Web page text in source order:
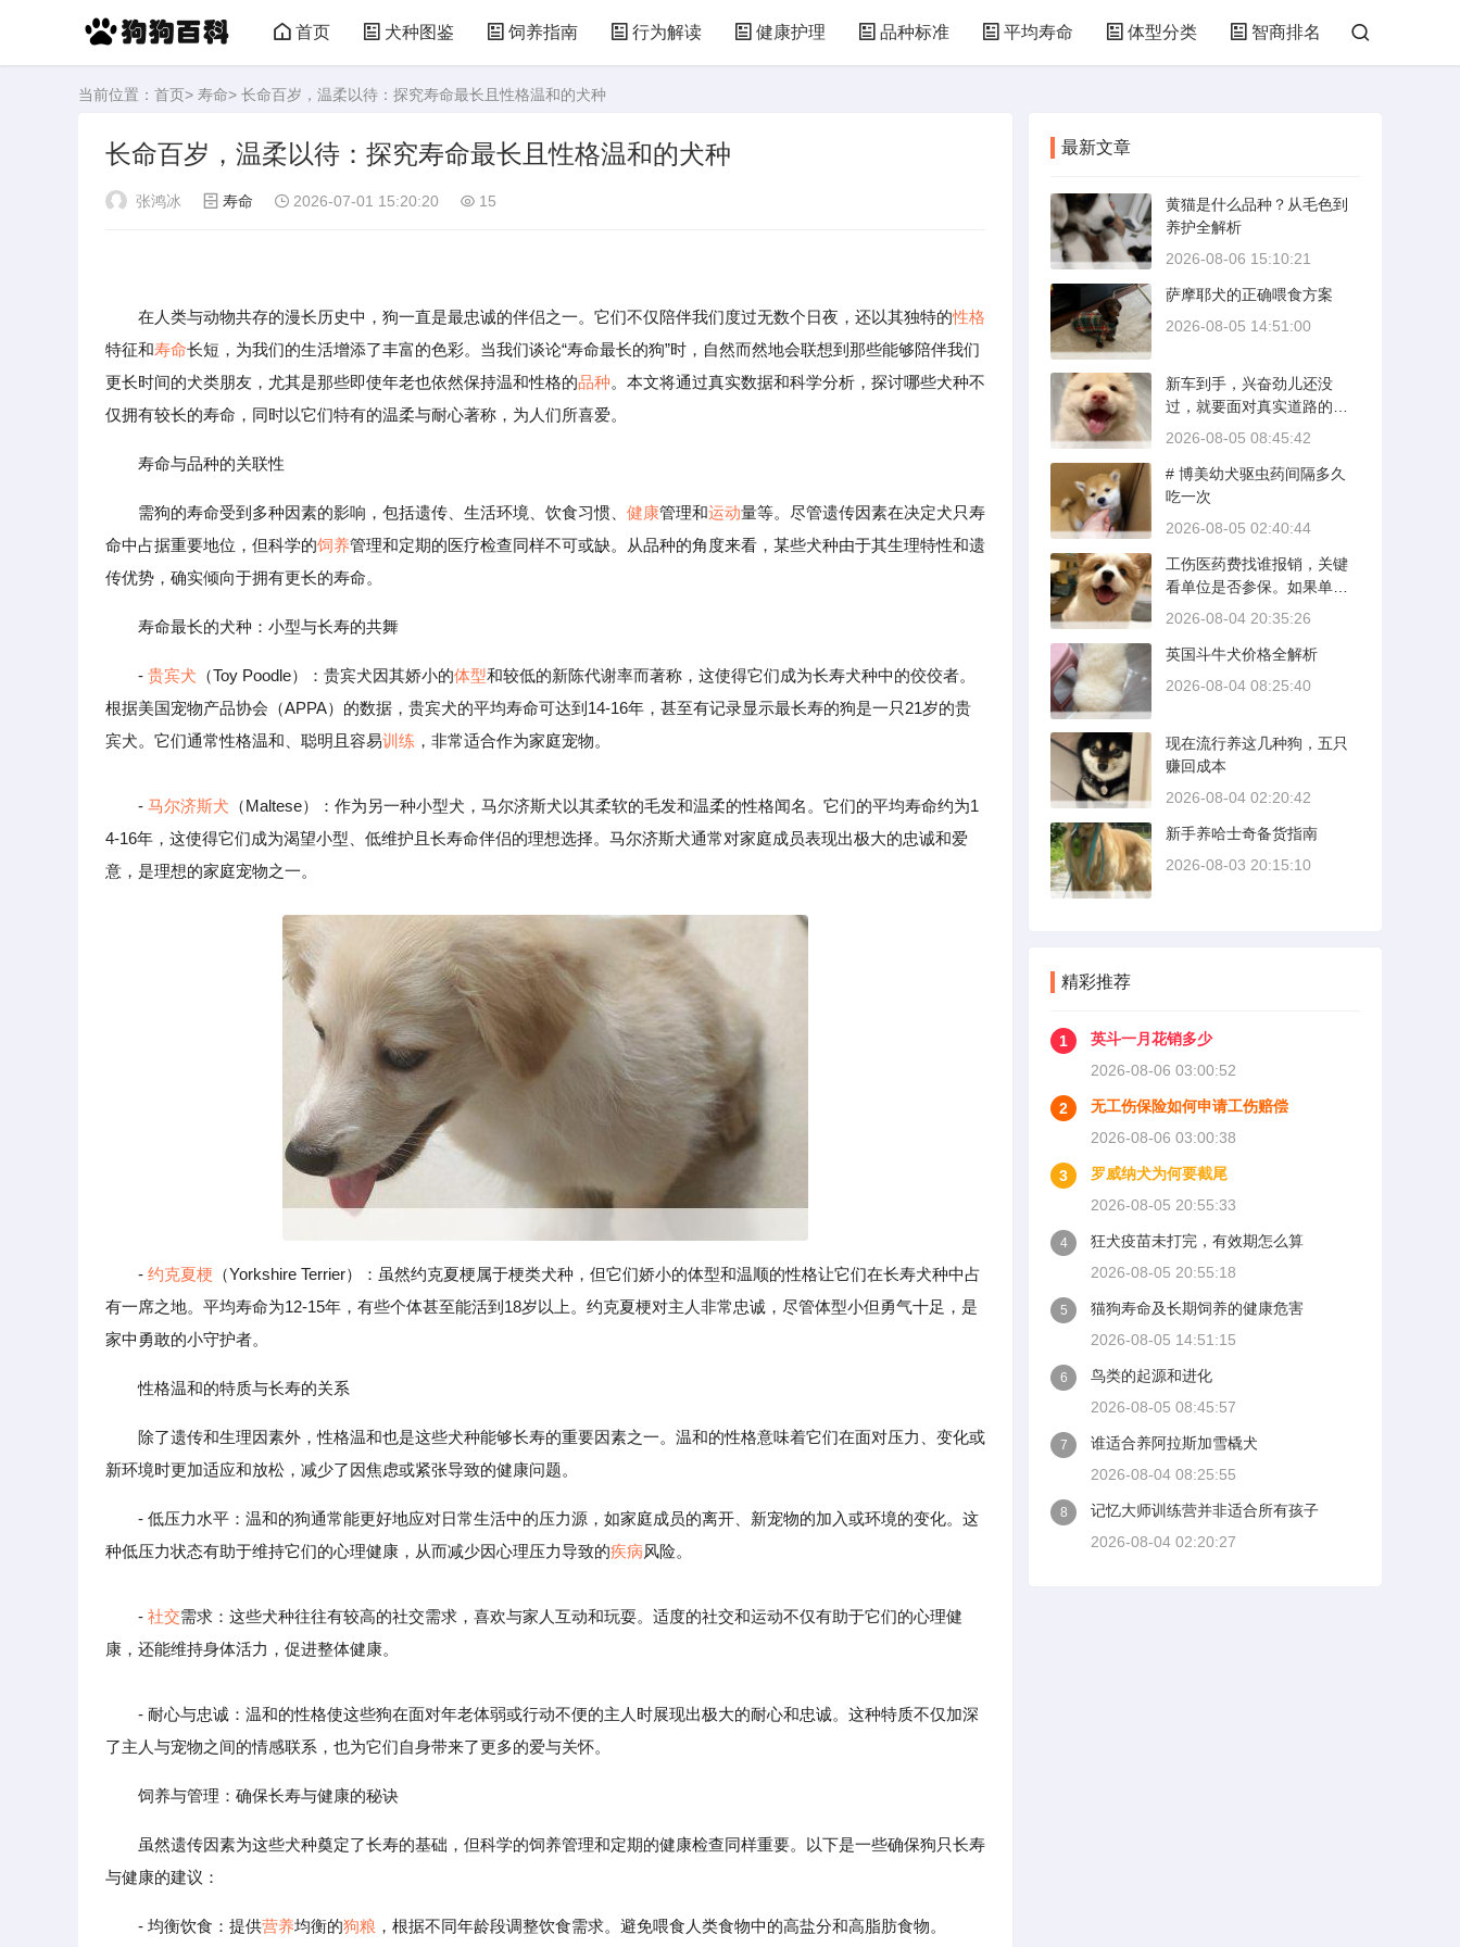
首页 犬种图鉴 饲养指南 行为解读 健康护理 品种标准 平均寿命 体型分类 智商排名
当前位置： 首页> 寿命> 长命百岁，温柔以待：探究寿命最长且性格温和的犬种
长命百岁，温柔以待：探究寿命最长且性格温和的犬种
张鸿冰 寿命 2026-07-01 15:20:20 15
在人类与动物共存的漫长历史中，狗一直是最忠诚的伴侣之一。它们不仅陪伴我们度过无数个日夜，还以其独特的性格
特征和寿命长短，为我们的生活增添了丰富的色彩。当我们谈论“寿命最长的狗”时，自然而然地会联想到那些能够陪伴我们
更长时间的犬类朋友，尤其是那些即使年老也依然保持温和性格的品种。本文将通过真实数据和科学分析，探讨哪些犬种不
仅拥有较长的寿命，同时以它们特有的温柔与耐心著称，为人们所喜爱。
寿命与品种的关联性
需狗的寿命受到多种因素的影响，包括遗传、生活环境、饮食习惯、 健康管理和运动量等。尽管遗传因素在决定犬只寿
命中占据重要地位，但科学的饲养管理和定期的医疗检查同样不可或缺。从品种的角度来看，某些犬种由于其生理特性和遗
传优势，确实倾向于拥有更长的寿命。
寿命最长的犬种：小型与长寿的共舞
- 贵宾犬 （Toy Poodle）：贵宾犬因其娇小的体型和较低的新陈代谢率而著称，这使得它们成为长寿犬种中的佼佼者。
根据美国宠物产品协会（APPA）的数据，贵宾犬的平均寿命可达到14-16年，甚至有记录显示最长寿的狗是一只21岁的贵
宾犬。它们通常性格温和、聪明且容易训练 ，非常适合作为家庭宠物。
- 马尔济斯犬 （Maltese）：作为另一种小型犬，马尔济斯犬以其柔软的毛发和温柔的性格闻名。它们的平均寿命约为1
4-16年，这使得它们成为渴望小型、低维护且长寿命伴侣的理想选择。马尔济斯犬通常对家庭成员表现出极大的忠诚和爱
意，是理想的家庭宠物之一。
- 约克夏梗 （Yorkshire Terrier）：虽然约克夏梗属于梗类犬种，但它们娇小的体型和温顺的性格让它们在长寿犬种中占
有一席之地。平均寿命为12-15年，有些个体甚至能活到18岁以上。约克夏梗对主人非常忠诚，尽管体型小但勇气十足，是
家中勇敢的小守护者。
性格温和的特质与长寿的关系
除了遗传和生理因素外，性格温和也是这些犬种能够长寿的重要因素之一。温和的性格意味着它们在面对压力、变化或
新环境时更加适应和放松，减少了因焦虑或紧张导致的健康问题。
- 低压力水平：温和的狗通常能更好地应对日常生活中的压力源，如家庭成员的离开、新宠物的加入或环境的变化。这
种低压力状态有助于维持它们的心理健康，从而减少因心理压力导致的疾病风险。
- 社交需求：这些犬种往往有较高的社交需求，喜欢与家人互动和玩耍。适度的社交和运动不仅有助于它们的心理健
康，还能维持身体活力，促进整体健康。
- 耐心与忠诚：温和的性格使这些狗在面对年老体弱或行动不便的主人时展现出极大的耐心和忠诚。这种特质不仅加深
了主人与宠物之间的情感联系，也为它们自身带来了更多的爱与关怀。
饲养与管理：确保长寿与健康的秘诀
虽然遗传因素为这些犬种奠定了长寿的基础，但科学的饲养管理和定期的健康检查同样重要。以下是一些确保狗只长寿
与健康的建议：
- 均衡饮食：提供营养均衡的狗粮 ，根据不同年龄段调整饮食需求。避免喂食人类食物中的高盐分和高脂肪食物。
最新文章
黄猫是什么品种？从毛色到
养护全解析
2026-08-06 15:10:21
萨摩耶犬的正确喂食方案
2026-08-05 14:51:00
新车到手，兴奋劲儿还没
过，就要面对真实道路的考
验。新手开新车上路，最怕
况和路况的双重陌生。磨合
期内，发动机转速控制在200
0到3000转之间，时速尽量
机的保守，而是活塞和气缸
壁需要时间完成精细贴合。
多数车型说明书里都写了前1
着做的司机不到三成。
2026-08-05 08:45:42
# 博美幼犬驱虫药间隔多久
吃一次
2026-08-05 02:40:44
工伤医药费找谁报销，关键
看单位是否参保。如果单位
给你交了工伤保险，费用由
参保，那就由单位自己掏
钱。很多人受伤后一头雾
误治疗。这篇就把这事讲清
楚。
2026-08-04 20:35:26
英国斗牛犬价格全解析
2026-08-04 08:25:40
现在流行养这几种狗，五只
赚回成本
2026-08-04 02:20:42
新手养哈士奇备货指南
2026-08-03 20:15:10
精彩推荐
1
英斗一月花销多少
2026-08-06 03:00:52
2
无工伤保险如何申请工伤赔偿
2026-08-06 03:00:38
3
罗威纳犬为何要截尾
2026-08-05 20:55:33
4
狂犬疫苗未打完，有效期怎么算
2026-08-05 20:55:18
5
猫狗寿命及长期饲养的健康危害
2026-08-05 14:51:15
6
鸟类的起源和进化
2026-08-05 08:45:57
7
谁适合养阿拉斯加雪橇犬
2026-08-04 08:25:55
8
记忆大师训练营并非适合所有孩子
2026-08-04 02:20:27